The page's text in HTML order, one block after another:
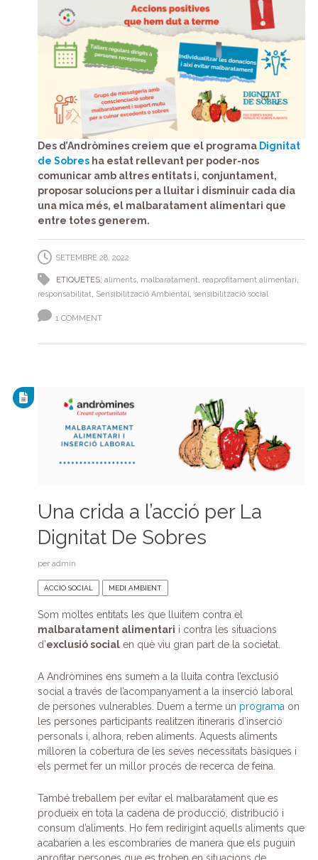
Des d’Andròmines creiem que el programa Dignitat
de Sobresha estat rellevant per poder-nos
comunicar amb altres entitats i, conjuntament,
proposar solucions per a lluitar i disminuir cada dia
una mica més, el malbaratament alimentari que
entre totes generem.
SETEMBRE 28, 2022
ETIQUETES: aliments, malbaratament, reaprofitament alimentari,
responsabilitat, Sensibilització Ambiental, sensibilització social
1 COMMENT
Una crida a l’acció per La
Dignitat De Sobres
per admin
ACCIÓ SOCIAL MEDI AMBIENT
Som moltes entitats les que lluitem contra el
malbaratament alimentari i contra les situacions
d’exclusió socialen què viu gran part de la societat.
A Andròmines ens sumem a la lluita contra l’exclusió
social a través de l’acompanyament a la inserció laboral
de persones vulnerables. Duem a terme un programa on
les persones participants realitzen itineraris d’inserció
personals i, alhora, reben aliments. Aquests aliments
milloren la cobertura de les seves necessitats bàsiques i
els permet fer un millor procés de recerca de feina.
També treballem per evitar el malbaratament que es
produeix en tota la cadena de producció, distribució i
consum d’aliments. Ho fem redirigint aquells aliments que
acabarien a les escombraries de manera que els puguin